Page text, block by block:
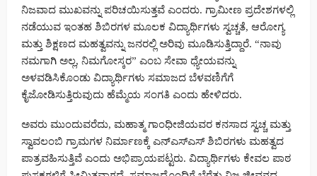
ನಿಜವಾದ ಮುಖವನ್ನು ಪರಿಚಯಿಸುತ್ತವೆ ಎಂದರು. ಗ್ರಾಮೀಣ ಪ್ರದೇಶಗಳಲ್ಲಿ
ನಡೆಯುವ ಇಂತಹ ಶಿಬಿರಗಳ ಮೂಲಕ ವಿದ್ಯಾರ್ಥಿಗಳು ಸ್ವಚ್ಚತೆ, ಆರೋಗ್ಯ
ಮತ್ತು ಶಿಕ್ಷಣದ ಮಹತ್ವವನ್ನು ಜನರಲ್ಲಿ ಅರಿವು ಮೂಡಿಸುತ್ತಿದ್ದಾರೆ. “ನಾವು
ನಮಗಾಗಿ ಅಲ್ಲ, ನಿಮಗೋಸ್ಕರ” ಎಂಬ ಸೇವಾ ಧ್ಯೇಯವನ್ನು
ಅಳವಡಿಸಿಕೊಂಡು ವಿದ್ಯಾರ್ಥಿಗಳು ಸಮಾಜದ ಬೆಳವಣಿಗೆಗೆ
ಕೈಜೋಡಿಸುತ್ತಿರುವುದು ಹೆಮ್ಮೆಯ ಸಂಗತಿ ಎಂದು ಹೇಳಿದರು.
ಅವರು ಮುಂದುವರೆದು, ಮಹಾತ್ಮ ಗಾಂಧೀಜಿಯವರ ಕನಸಾದ ಸ್ವಚ್ಚ ಮತ್ತು
ಸ್ವಾವಲಂಬಿ ಗ್ರಾಮಗಳ ನಿರ್ಮಾಣಕ್ಕೆ ಎನ್‌ಎಸ್‌ಎಸ್ ಶಿಬಿರಗಳು ಮಹತ್ವದ
ಪಾತ್ರವಹಿಸುತ್ತಿವೆ ಎಂದು ಅಭಿಪ್ರಾಯಪಟ್ಟರು. ವಿದ್ಯಾರ್ಥಿಗಳು ಕೇವಲ ಪಾಠ